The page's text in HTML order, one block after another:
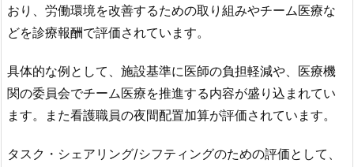
おり、労働環境を改善するための取り組みやチーム医療な
どを診療報酬で評価されています。
具体的な例として、施設基準に医師の負担軽減や、医療機
関の委員会でチーム医療を推進する内容が盛り込まれてい
ます。また看護職員の夜間配置加算が評価されています。
タスク・シェアリング/シフティングのための評価として、